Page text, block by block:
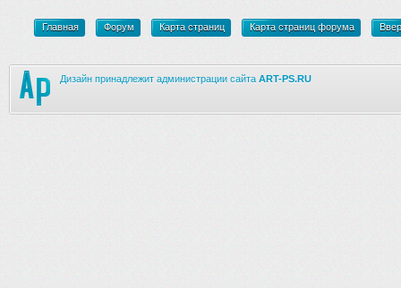
Главная Форум Карта страниц Карта страниц форума
Дизайн принадлежит администрации сайта ART-PS.RU